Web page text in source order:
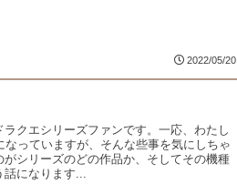
2022/05/20
クエシリーズファンです。一応、わたし
っていますが、そんな些事を気にしちゃ
シリーズのどの作品か、そしてその機種
になります...